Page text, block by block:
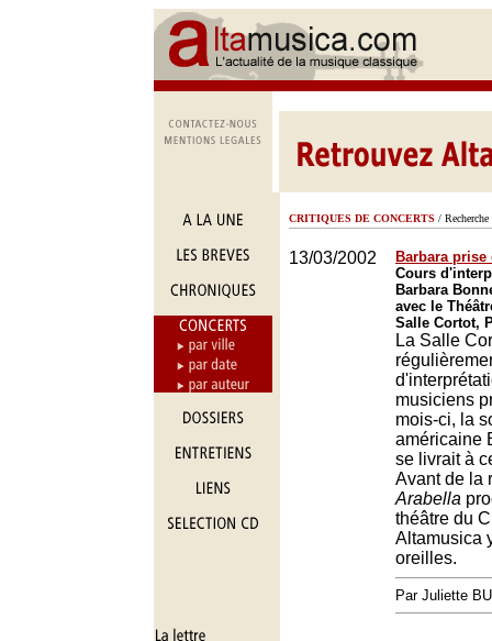
CRITIQUES DE CONCERTS / Recherche
13/03/2002
Barbara prise
Cours
Barbara
avec le
Salle Cortot,
La Salle
musiciens
mois-ci, la
américaine
se livrait à
Avant de la
Arabella
théâtre du
Altamusica
oreilles.
Par Juliette